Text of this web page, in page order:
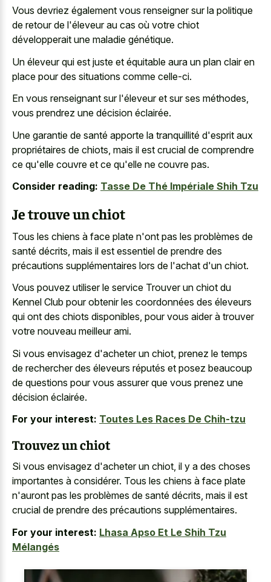
Vous devriez également vous renseigner sur la politique
de retour de l'éleveur au cas où votre chiot
développerait une maladie génétique.
Un éleveur qui est juste et équitable aura un plan clair en
place pour des situations comme celle-ci.
En vous renseignant sur l'éleveur et sur ses méthodes,
vous prendrez une décision éclairée.
Une garantie de santé apporte la tranquillité d'esprit aux
propriétaires de chiots, mais il est crucial de comprendre
ce qu'elle couvre et ce qu'elle ne couvre pas.
Consider reading: Tasse De Thé Impériale Shih Tzu
Je trouve un chiot
Tous les chiens à face plate n'ont pas les problèmes de
santé décrits, mais il est essentiel de prendre des
précautions supplémentaires lors de l'achat d'un chiot.
Vous pouvez utiliser le service Trouver un chiot du
Kennel Club pour obtenir les coordonnées des éleveurs
qui ont des chiots disponibles, pour vous aider à trouver
votre nouveau meilleur ami.
Si vous envisagez d'acheter un chiot, prenez le temps
de rechercher des éleveurs réputés et posez beaucoup
de questions pour vous assurer que vous prenez une
décision éclairée.
For your interest: Toutes Les Races De Chih-tzu
Trouvez un chiot
Si vous envisagez d'acheter un chiot, il y a des choses
importantes à considérer. Tous les chiens à face plate
n'auront pas les problèmes de santé décrits, mais il est
crucial de prendre des précautions supplémentaires.
For your interest: Lhasa Apso Et Le Shih Tzu
Mélangés